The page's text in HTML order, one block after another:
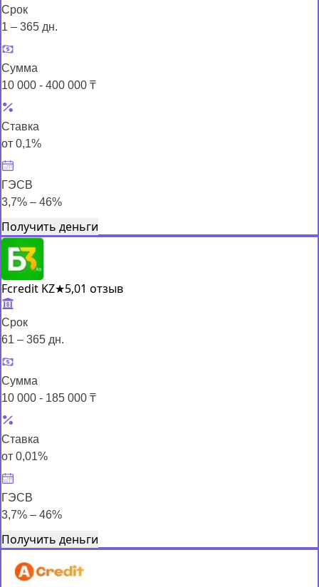
Срок
1 – 365 дн.
Сумма
10 000 - 400 000 ₸
Ставка
от 0,1%
ГЭСВ
3,7% – 46%
Получить деньги
Fcredit KZ★5,01 отзыв
Срок
61 – 365 дн.
Сумма
10 000 - 185 000 ₸
Ставка
от 0,01%
ГЭСВ
3,7% – 46%
Получить деньги